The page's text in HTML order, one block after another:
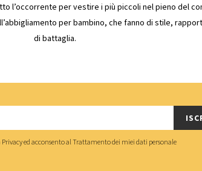
l’occorrente per vestire i più piccoli nel pieno del
per bambino, che fanno di stile,
di battaglia.
ed acconsento alTrattamento dei miei dati personale